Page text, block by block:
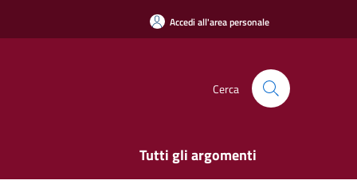
Accedi all'area personale
Cerca
Tutti gli argomenti